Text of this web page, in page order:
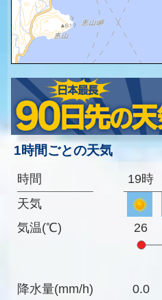
1時間ごとの天気
時間
天気
気温(℃)
降水量(mm/h)
19時
26
0.0